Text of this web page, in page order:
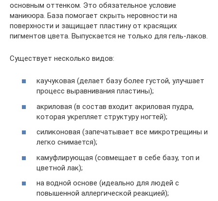
основным оттенком. Это обязательное условие
маникюра. База помогает скрыть неровности на
поверхности и защищает пластину от красящих
пигментов цвета. Выпускается не только для гель-лаков.
Существует несколько видов:
каучуковая (делает базу более густой, улучшает
процесс выравнивания пластины);
акриловая (в состав входит акриловая пудра,
которая укрепляет структуру ногтей);
силиконовая (запечатывает все микротрещины и
легко снимается);
камуфлирующая (совмещает в себе базу, топ и
цветной лак);
на водной основе (идеально для людей с
повышенной аллергической реакцией);